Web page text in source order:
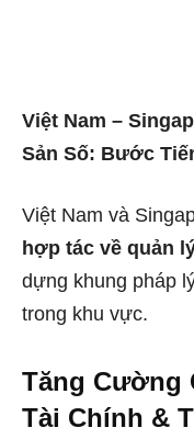
Việt Nam –
Sản Số: Bước
Việt Nam và
hợp tác về quản
dựng khung pháp
trong khu vực.
Tăng Cường
Tài Chính &